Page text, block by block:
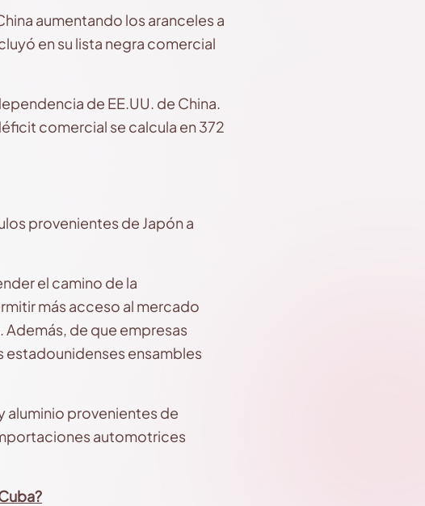
aumentando los aranceles a
en su lista negra comercial
de EE.UU. de China.
comercial se calcula en 372
provenientes de Japón a
el camino de la
más acceso al mercado
de que empresas
estadounidenses ensambles
aluminio provenientes de
automotrices